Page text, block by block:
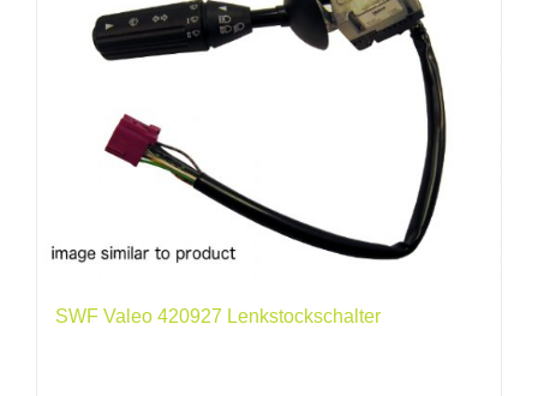
SWF Valeo 420927 Lenkstockschalter